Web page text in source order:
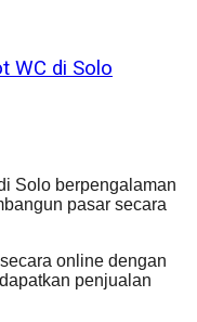
WC di Solo
Solo berpengalaman
pasar secara
online dengan
penjualan